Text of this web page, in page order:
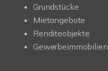
Grundstücke
Mietangebote
Renditeobjekte
Gewerbeimmobilien